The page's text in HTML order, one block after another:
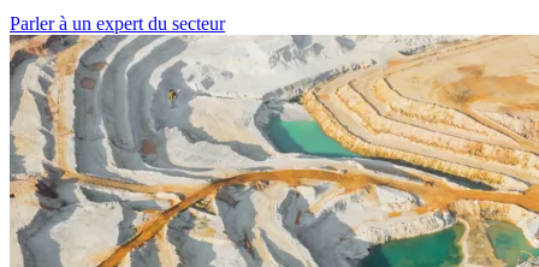
Parler à un expert du secteur